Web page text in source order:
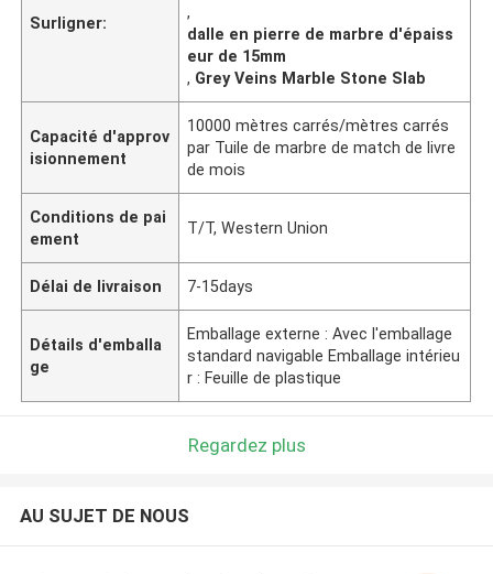
Surligner:
,
dalle en pierre de marbre d'épaiss
eur de 15mm
, Grey Veins Marble Stone Slab
Capacité d'approv
isionnement
10000 mètres carrés/mètres carrés
par Tuile de marbre de match de livre
de mois
Conditions de pai
ement
T/T, Western Union
Délai de livraison 7-15days
Détails d'emballa
ge
Emballage externe : Avec l'emballage
standard navigable Emballage intérieu
r : Feuille de plastique
Regardez plus
AU SUJET DE NOUS